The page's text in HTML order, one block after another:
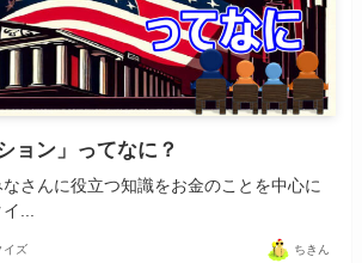
ョン」ってなに？
さんに役立つ知識をお金のことを中心に
...
イズ ちきん